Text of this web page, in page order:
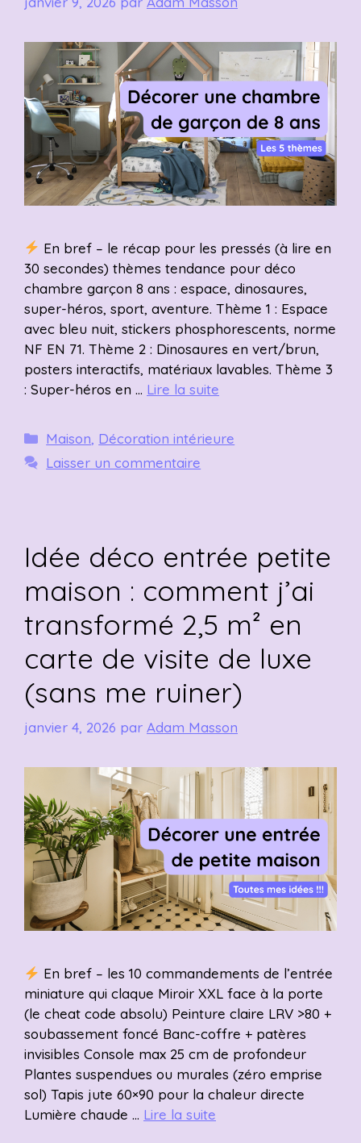
En bref – le récap pour les pressés (à lire en
30 secondes) thèmes tendance pour déco
chambre garçon 8 ans : espace, dinosaures,
super-héros, sport, aventure. Thème 1 : Espace
avec bleu nuit, stickers phosphorescents, norme
NF EN 71. Thème 2 : Dinosaures en vert/brun,
posters interactifs, matériaux lavables. Thème 3
: Super-héros en … Lire la suite
Catégories
Maison Décoration intérieure
Laisser un commentaire
Idée déco entrée petite
maison : comment j’ai
transformé 2,5 m² en
carte de visite de luxe
(sans me ruiner)
janvier 4, 2026 par Adam Masson
En bref – les 10 commandements de l’entrée
miniature qui claque Miroir XXL face à la porte
(le cheat code absolu) Peinture claire LRV >80 +
soubassement foncé Banc-coffre + patères
invisibles Console max 25 cm de profondeur
Plantes suspendues ou murales (zéro emprise
sol) Tapis jute 60×90 pour la chaleur directe
Lumière chaude … Lire la suite